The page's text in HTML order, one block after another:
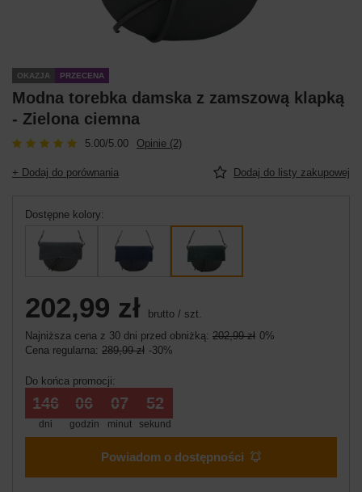
OKAZJA PRZECENA
Modna torebka damska z zamszową klapką
- Zielona ciemna
5.00/5.00 Opinie (2)
+ Dodaj do porównania Dodaj do listy zakupowej
Dostępne kolory
202,99 zł brutto / szt.
Najniższa cena z 30 dni przed obniżką: 202,99 zł 0%
Cena regularna: 289,99 zł -30%
Do końca promocji:
146
dni
06
godzin
07
minut
51
sekund
Powiadom o dostępności